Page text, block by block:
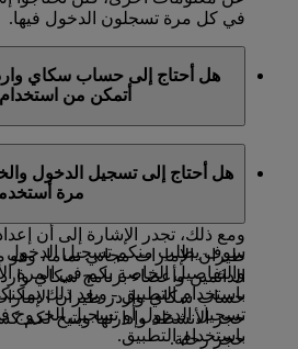
في كل مرة تسجلون الدخول فيها.
هل أحتاج إلى حساب سكاي
أتمكن من
لكي تتمكنوا من استخدام
ومع ذلك، تجدر الإشارة إلى أن
طيران الإمارات مجاني تماما،
الدائمين وأعضاء برنامج سكاي
حساب سكاي واردز طيران
حجز الأنشطة وإدارتها ويتيح لكم
حجز رحلة.
هل أحتاج إلى تسجيل الدخول
مرة
سوف يطلب منكم تسجيل الدخول
والتفاصيل الخاصة بكم في المرة
باستخدام التطبيق - وبعد ذلك
تسجيل الدخول أو تسجيل الخروج
باستخدام التطبيق.